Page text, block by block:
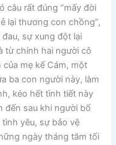
câu rất đúng “mấy đời
lại thương con chồng”,
sự xung đột lại
từ chính hai người cô
mẹ kế Cám, một
ba con người này, làm
kéo hết tình tiết này
đến sau khi người bố
yêu, sự bảo vệ
ngày tháng tăm tối